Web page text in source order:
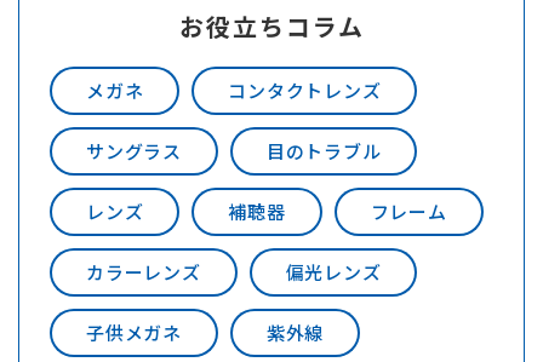
お役立ちコラム
メガネ コンタクトレンズ
サングラス 目のトラブル
レンズ 補聴器 フレーム
カラーレンズ 偏光レンズ
子供メガネ 紫外線